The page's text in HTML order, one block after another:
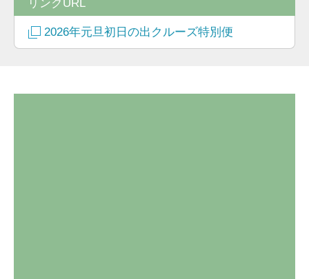
リンクURL
2026年元旦初日の出クルーズ特別便